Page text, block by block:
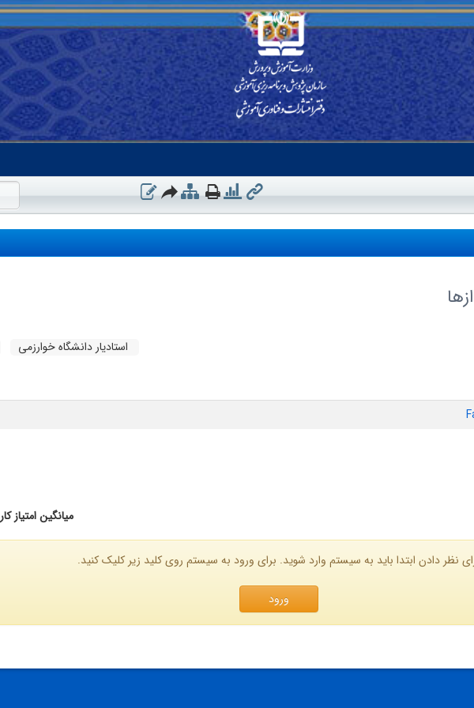
استادیار دانشگاه خوارزمی
میانگین امتیاز کاربران:
نظر دادن ابتدا باید به سیستم وارد شوید. برای ورود به سیستم روی کلید زیر کلیک کنید.
ورود